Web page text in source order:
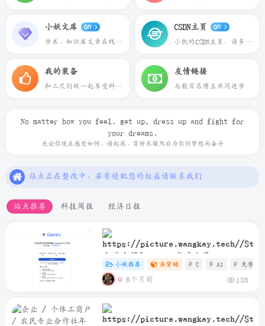
小妖文库 GO
学术、知识库文章在线预览下载
CSDN主页 GO
小凯的CSDN主页，请多多关照
我的装备
和三尺剑妖一起享受科技带来的乐趣
友情链接
与数百名博主共同进步
No matter how you feel, get up, dress up and fight for
your dreams.
无论你现在感觉如何，请起床、穿好衣服然后为你的梦想而奋斗
站点推荐 科技周报 经济日报
大学生领取Gemini年度会员
小妖推荐 杂货铺 # C # AI # 免费
6个月前 136